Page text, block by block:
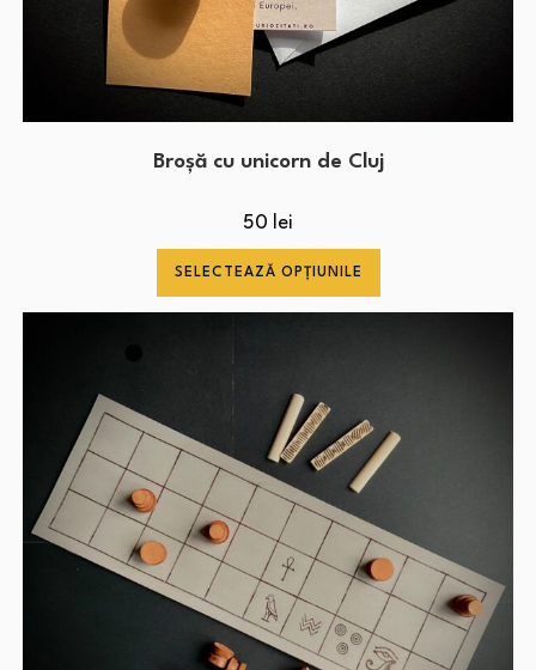
Broșă cu unicorn de Cluj
50 lei
SELECTEAZĂ OPȚIUNILE